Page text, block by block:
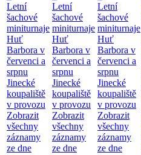
Letní
šachové
miniturnaje
Huť
Barbora v
červenci a
srpnu
Jinecké
koupaliště
v provozu
Zobrazit
všechny
záznamy
ze dne
Letní
šachové
miniturnaje
Huť
Barbora v
červenci a
srpnu
Jinecké
koupaliště
v provozu
Zobrazit
všechny
záznamy
ze dne
Letní
šachové
miniturnaje
Huť
Barbora v
červenci a
srpnu
Jinecké
koupaliště
v provozu
Zobrazit
všechny
záznamy
ze dne